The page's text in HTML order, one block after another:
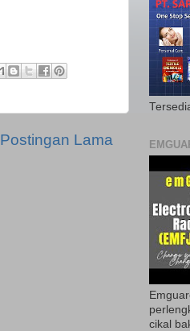
Postingan Lama
cikal